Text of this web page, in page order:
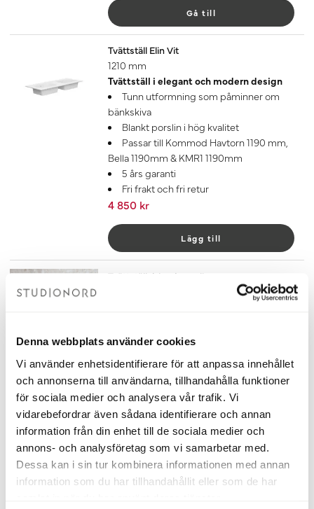
Denna webbplats använder cookies
Vi använder enhetsidentifierare för att anpassa innehållet
och annonserna till användarna, tillhandahålla funktioner
för sociala medier och analysera vår trafik. Vi
vidarebefordrar även sådana identifierare och annan
information från din enhet till de sociala medier och
annons- och analysföretag som vi samarbetar med.
Dessa kan i sin tur kombinera informationen med annan
information som du har tillhandahållit eller som de har
Gå till
Tvättställ Elin Vit
1210 mm
Tvättställ i elegant och modern design
Tunn utformning som påminner om
bänkskiva
Blankt porslin i hög kvalitet
Passar till Kommod Havtorn 1190 mm,
Bella 1190mm & KMR1 1190mm
5 års garanti
Fri frakt och fri retur
4 850 kr
Lägg till
Tvättställsblandare Alice Krom
Snygg och stilren tvättställsblandare i
Blandare för handfat i krom
7 års garanti
Matcha blandaren meddenna
bottenventiltill tvättställ i krom.
2 280 kr
Lägg till
Bottenventil Otto Krom